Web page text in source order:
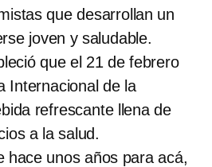
que desarrollan un
joven y saludable.
que el 21 de febrero
Internacional de la
refrescante llena de
a la salud.
hace unos años para acá,